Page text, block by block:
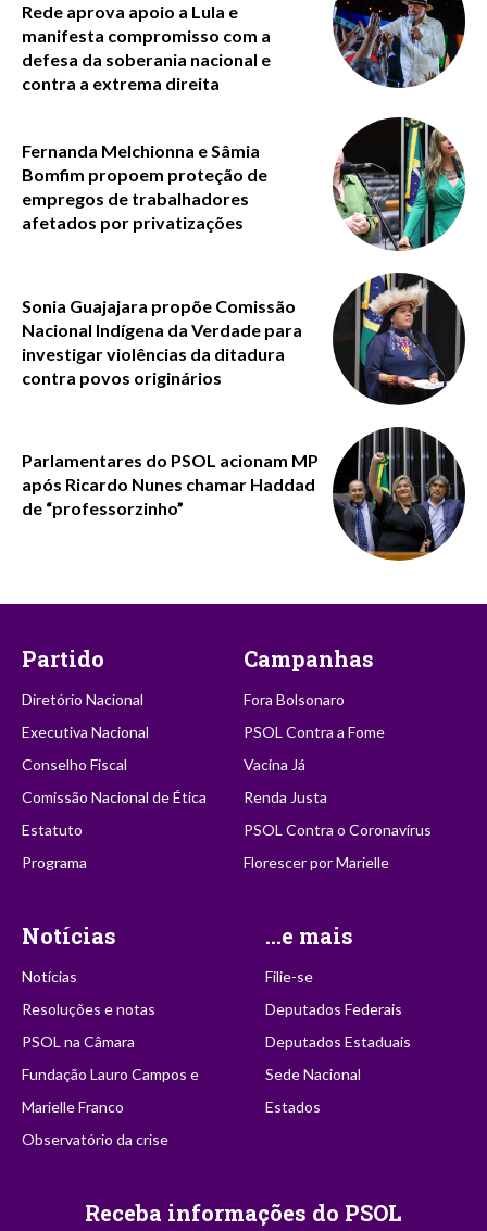
Rede aprova apoio a Lula e
manifesta compromisso com a
defesa da soberania nacional e
contra a extrema direita
Fernanda Melchionna e Sâmia
Bomfim propoem proteção de
empregos de trabalhadores
afetados por privatizações
Sonia Guajajara propõe Comissão
Nacional Indígena da Verdade para
investigar violências da ditadura
contra povos originários
Parlamentares do PSOL acionam MP
após Ricardo Nunes chamar Haddad
de “professorzinho”
Partido
Diretório Nacional
Executiva Nacional
Conselho Fiscal
Comissão Nacional de Ética
Estatuto
Programa
Campanhas
Fora Bolsonaro
PSOL Contra a Fome
Vacina Já
Renda Justa
PSOL Contra o Coronavírus
Florescer por Marielle
Notícias
Notícias
Resoluções e notas
PSOL na Câmara
Fundação Lauro Campos e
Marielle Franco
Observatório da crise
...e mais
Filie-se
Deputados Federais
Deputados Estaduais
Sede Nacional
Estados
Receba informações do PSOL